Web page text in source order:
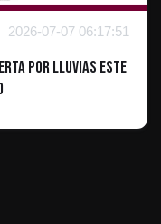
2026-07-07 06:17:51
por lluvias este